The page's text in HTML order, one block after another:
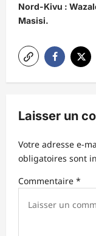
g
a
t
i
o
d
’
a
r
Nord-Kivu :
Masisi.
Laisser un
Votre adresse e-
obligatoires sont
Commentaire *